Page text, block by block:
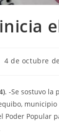
4 de octubre
. -Se sostuvo la
Popular